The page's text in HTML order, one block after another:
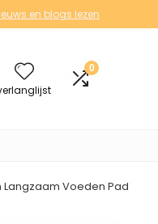
en blogs lezen
0
Langzaam Voeden Pad